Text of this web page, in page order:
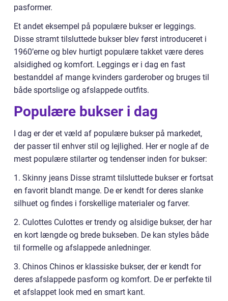
pasformer.
Et andet eksempel på populære bukser er leggings.
Disse stramt tilsluttede bukser blev først introduceret i
1960’erne og blev hurtigt populære takket være deres
alsidighed og komfort. Leggings er i dag en fast
bestanddel af mange kvinders garderober og bruges til
både sportslige og afslappede outfits.
Populære bukser i dag
I dag er der et væld af populære bukser på markedet,
der passer til enhver stil og lejlighed. Her er nogle af de
mest populære stilarter og tendenser inden for bukser:
1. Skinny jeans Disse stramt tilsluttede bukser er fortsat
en favorit blandt mange. De er kendt for deres slanke
silhuet og findes i forskellige materialer og farver.
2. Culottes Culottes er trendy og alsidige bukser, der har
en kort længde og brede bukseben. De kan styles både
til formelle og afslappede anledninger.
3. Chinos Chinos er klassiske bukser, der er kendt for
deres afslappede pasform og komfort. De er perfekte til
et afslappet look med en smart kant.